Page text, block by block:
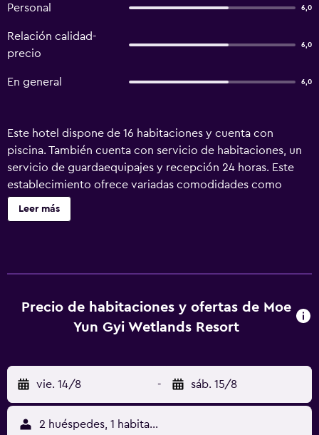
Personal 6,0
Relación calidad-
precio
6,0
En general 6,0
Este hotel dispone de 16 habitaciones y cuenta con
piscina. También cuenta con servicio de habitaciones, un
servicio de guardaequipajes y recepción 24 horas. Este
establecimiento ofrece variadas comodidades como
ascensor y agradables habitaciones. El hotel dispone de
habitaciones con una ducha, además de todas las
Leer más
Precio de habitaciones y ofertas de Moe
Yun Gyi Wetlands Resort
vie. 14/8 - sáb. 15/8
2 huéspedes, 1 habitación